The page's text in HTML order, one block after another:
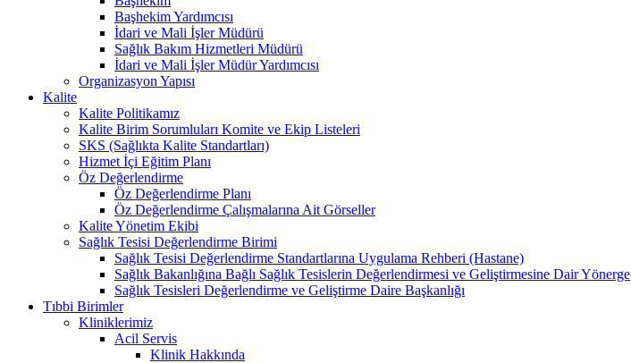
Başhekim Yardımcısı
İdari ve Mali İşler Müdürü
Sağlık Bakım Hizmetleri Müdürü
İdari ve Mali İşler Müdür Yardımcısı
Organizasyon Yapısı
Kalite
Kalite Politikamız
Kalite Birim Sorumluları Komite ve Ekip Listeleri
SKS (Sağlıkta Kalite Standartları)
Hizmet İçi Eğitim Planı
Öz Değerlendirme
Öz Değerlendirme Planı
Öz Değerlendirme Çalışmalarına Ait Görseller
Kalite Yönetim Ekibi
Sağlık Tesisi Değerlendirme Birimi
Sağlık Tesisi Değerlendirme Standartlarına Uygulama Rehberi (Hastane)
Sağlık Bakanlığına Bağlı Sağlık Tesislerin Değerlendirmesi ve Geliştirmesine Dair Yönerge
Sağlık Tesisleri Değerlendirme ve Geliştirme Daire Başkanlığı
Tıbbi Birimler
Kliniklerimiz
Acil Servis
Klinik Hakkında